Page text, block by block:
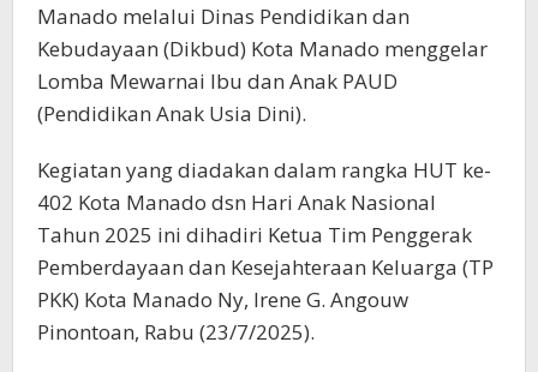
Manado melalui Dinas Pendidikan dan
Kebudayaan (Dikbud) Kota Manado menggelar
Lomba Mewarnai Ibu dan Anak PAUD
(Pendidikan Anak Usia Dini).
Kegiatan yang diadakan dalam rangka HUT ke-
402 Kota Manado dsn Hari Anak Nasional
Tahun 2025 ini dihadiri Ketua Tim Penggerak
Pemberdayaan dan Kesejahteraan Keluarga (TP
PKK) Kota Manado Ny, Irene G. Angouw
Pinontoan, Rabu (23/7/2025).